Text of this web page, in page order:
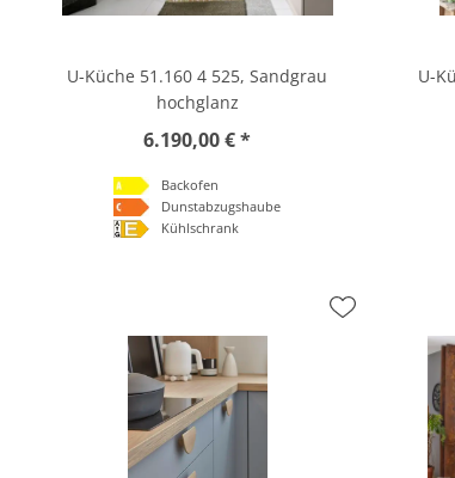
U-Küche 51.160 4 525, Sandgrau
hochglanz
6.190,00 € *
Backofen
Dunstabzugshaube
Kühlschrank
U-